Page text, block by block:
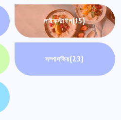
লাইফস্টাইল(15)
সম্পাদকিয়(23)